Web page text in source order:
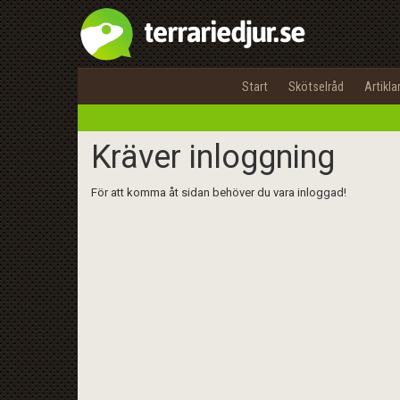
Start Skötselråd Artiklar
Kräver inloggning
För att komma åt sidan behöver du vara inloggad!